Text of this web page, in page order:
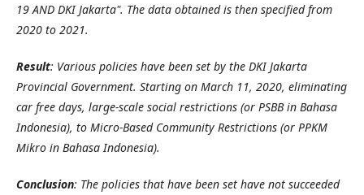
19 AND DKI Jakarta". The data obtained is then specified from
2020 to 2021.
Result: Various policies have been set by the DKI Jakarta
Provincial Government. Starting on March 11, 2020, eliminating
car free days, large-scale social restrictions (or PSBB in Bahasa
Indonesia), to Micro-Based Community Restrictions (or PPKM
Mikro in Bahasa Indonesia).
Conclusion: The policies that have been set have not succeeded